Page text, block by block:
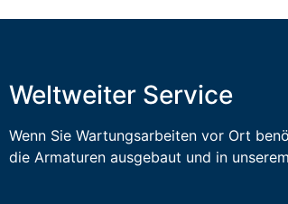
Weltweiter Service
Wenn Sie Wartungsarbeiten vor Ort
die Armaturen ausgebaut und in